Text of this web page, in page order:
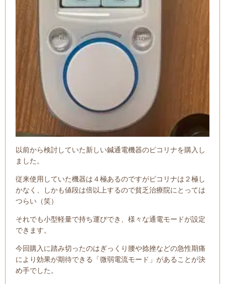
以前から検討していた新しい鍼通電機器のピコリナを購入し
ました。
従来使用していた機器は４極あるのですがピコリナは２極し
かなく、しかも値段は倍以上するので貧乏治療院にとっては
つらい（笑）
それでも小型軽量で持ち運びでき、様々な通電モードが設定
できます。
今回購入に踏み切ったのはぎっくり腰や捻挫などの急性期痛
により効果が期待できる「微弱電流モード」があることが決
め手でした。